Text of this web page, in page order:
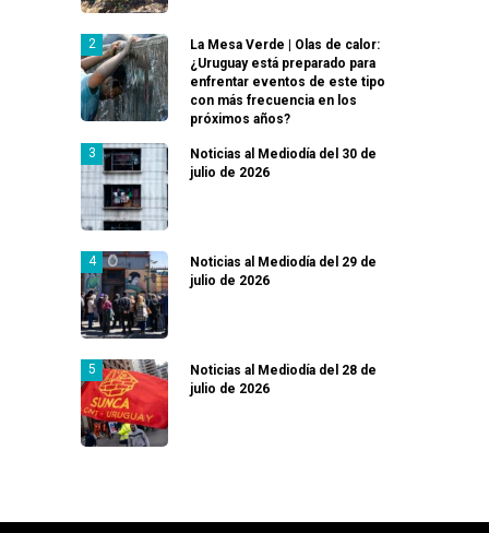
La Mesa Verde | Olas de calor:
¿Uruguay está preparado para
enfrentar eventos de este tipo
con más frecuencia en los
próximos años?
Noticias al Mediodía del 30 de
julio de 2026
Noticias al Mediodía del 29 de
julio de 2026
Noticias al Mediodía del 28 de
julio de 2026